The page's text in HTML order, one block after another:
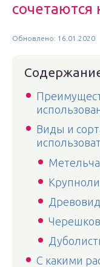
сочетаются
Обновлено: 16.01.2020
Виды и
С какими